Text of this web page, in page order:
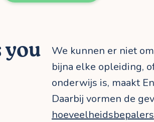
you
We kunnen er niet
bijna elke opleiding,
onderwijs is, maakt
Daarbij vormen de
hoeveelheidsbepalers